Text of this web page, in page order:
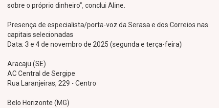
sobre o próprio dinheiro”, conclui Aline.
Presença de especialista/porta-voz da Serasa e dos Correios nas
capitais selecionadas
Data: 3 e 4 de novembro de 2025 (segunda e terça-feira)
Aracaju (SE)
AC Central de Sergipe
Rua Laranjeiras, 229 - Centro
Belo Horizonte (MG)